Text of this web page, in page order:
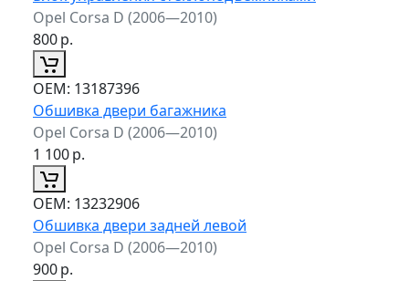
Opel Corsa D (2006—2010)
800р.
ОЕМ: 13187396
Обшивка двери багажника
Opel Corsa D (2006—2010)
1 100р.
ОЕМ: 13232906
Обшивка двери задней левой
Opel Corsa D (2006—2010)
900р.